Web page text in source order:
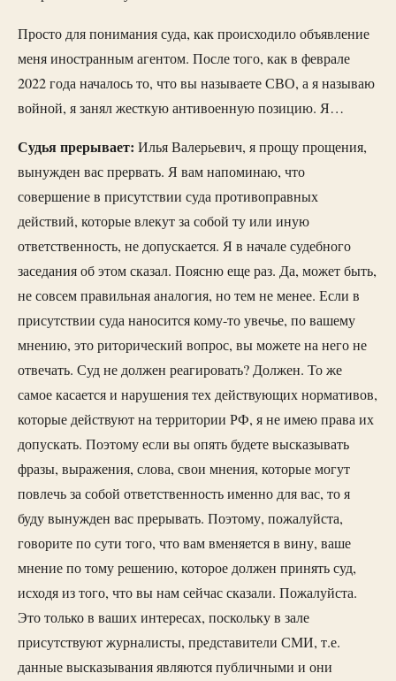
Просто для понимания суда, как происходило объявление
меня иностранным агентом. После того, как в феврале
2022 года началось то, что вы называете СВО, а я называю
войной, я занял жесткую антивоенную позицию. Я…
Судья прерывает: Илья Валерьевич, я прощу прощения,
вынужден вас прервать. Я вам напоминаю, что
совершение в присутствии суда противоправных
действий, которые влекут за собой ту или иную
ответственность, не допускается. Я в начале судебного
заседания об этом сказал. Поясню еще раз. Да, может быть,
не совсем правильная аналогия, но тем не менее. Если в
присутствии суда наносится кому-то увечье, по вашему
мнению, это риторический вопрос, вы можете на него не
отвечать. Суд не должен реагировать? Должен. То же
самое касается и нарушения тех действующих нормативов,
которые действуют на территории РФ, я не имею права их
допускать. Поэтому если вы опять будете высказывать
фразы, выражения, слова, свои мнения, которые могут
повлечь за собой ответственность именно для вас, то я
буду вынужден вас прерывать. Поэтому, пожалуйста,
говорите по сути того, что вам вменяется в вину, ваше
мнение по тому решению, которое должен принять суд,
исходя из того, что вы нам сейчас сказали. Пожалуйста.
Это только в ваших интересах, поскольку в зале
присутствуют журналисты, представители СМИ, т.е.
данные высказывания являются публичными и они